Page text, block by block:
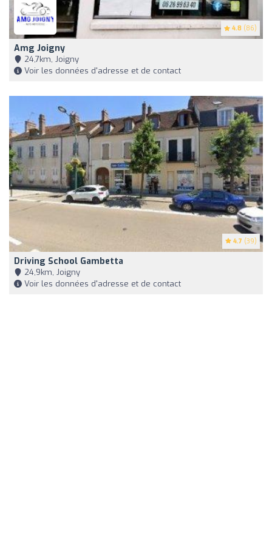
4.8 (86)
Amg Joigny
24,7km, Joigny
Voir les données d'adresse et de contact
4.7 (39)
Driving School Gambetta
24,9km, Joigny
Voir les données d'adresse et de contact